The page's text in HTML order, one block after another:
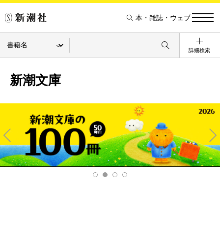
本・雑誌・ウェブ
詳細検索
新潮文庫
Pre
v
Ne
xt